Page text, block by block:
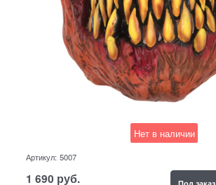
Нет в наличии
Артикул: 5007
1 690 руб.